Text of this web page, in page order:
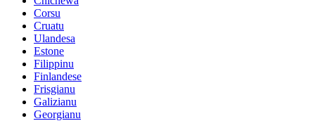
Corsu
Cruatu
Ulandesa
Estone
Filippinu
Finlandese
Frisgianu
Galizianu
Georgianu